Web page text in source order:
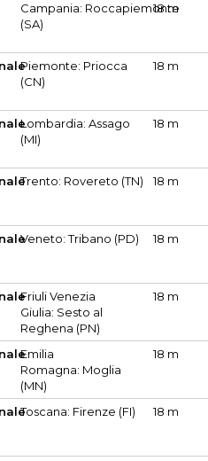
Campania: Roccapiemonte
(SA)
18 m
Piemonte: Priocca
(CN)
18 m
Lombardia: Assago
(MI)
18 m
Trento: Rovereto (TN) 18 m
Veneto: Tribano (PD) 18 m
Friuli Venezia
Giulia: Sesto al
Reghena (PN)
18 m
Emilia
Romagna: Moglia
(MN)
18 m
Toscana: Firenze (FI) 18 m